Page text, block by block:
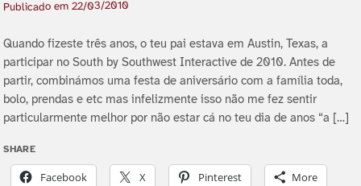
Publicado em22/03/2010
Quando fizeste três anos, o teu pai estava em Austin, Texas, a
participar no South by Southwest Interactive de 2010. Antes de
partir, combinámos uma festa de aniversário com a famí­lia toda,
bolo, prendas e etc mas infelizmente isso não me fez sentir
particularmente melhor por não estar cá no teu dia de anos “a […]
SHARE
Facebook X Pinterest More